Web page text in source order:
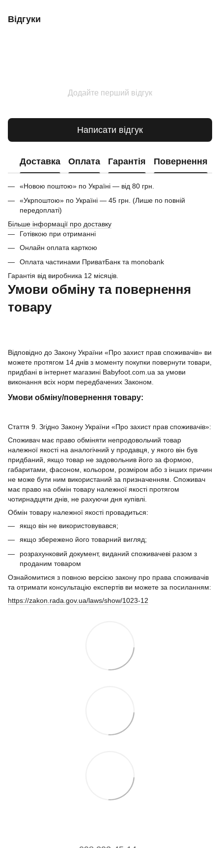
Відгуки
Додайте перший відгук
Написати відгук
Доставка Оплата Гарантія Повернення
«Новою поштою» по Україні — від 80 грн.
«Укрпоштою» по Україні — 45 грн. (Лише по повній
передоплаті)
Більше інформації про доставку
Готівкою при отриманні
Онлайн оплата карткою
Оплата частинами ПриватБанк та monobank
Гарантія від виробника 12 місяців.
Умови обміну та повернення
товару
Відповідно до Закону України «Про захист прав споживачів» ви
можете протягом 14 днів з моменту покупки повернути товари,
придбані в інтернет магазині Babyfoot.com.ua за умови
виконання всіх норм передбачених Законом.
Умови обміну/повернення товару:
Стаття 9. Згідно Закону України «Про захист прав споживачів»:
Споживач має право обміняти непродовольчий товар
належної якості на аналогічний у продавця, у якого він був
придбаний, якщо товар не задовольнив його за формою,
габаритами, фасоном, кольором, розміром або з інших причин
не може бути ним використаний за призначенням. Споживач
має право на обмін товару належної якості протягом
чотирнадцяти днів, не рахуючи дня купівлі.
Обмін товару належної якості провадиться:
якщо він не використовувався;
якщо збережено його товарний вигляд;
розрахунковий документ, виданий споживачеві разом з
проданим товаром
Ознайомитися з повною версією закону про права споживачів
та отримати консультацію експертів ви можете за посиланням:
https://zakon.rada.gov.ua/laws/show/1023-12